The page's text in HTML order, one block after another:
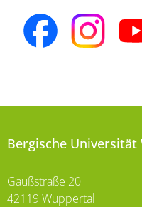
Bergische Universität
Gaußstraße 20
42119 Wuppertal